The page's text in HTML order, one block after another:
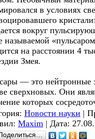
в условиях
вокруг
называемой
на расстоянии 4
Змея.
— это нейтронные
сверхновых. Они
которых
Новости науки |
Maxim | Дата: